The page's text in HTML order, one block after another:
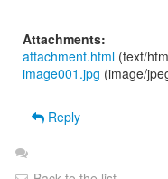
Attachments:
attachment.html (text/
image001.jpg (image/
Reply